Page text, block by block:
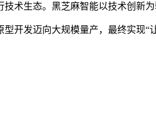
技术生态。黑芝麻智能以技术创新
型开发迈向大规模量产，最终实现“